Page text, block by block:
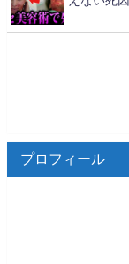
プロフィール